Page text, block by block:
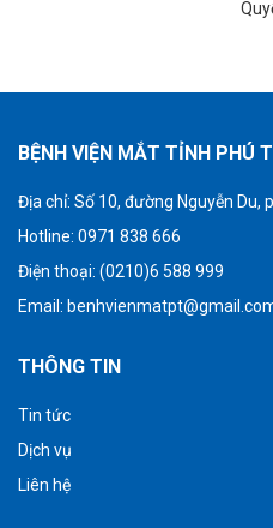
BỆNH VIỆN MẮT TỈNH PHÚ
Địa chỉ: Số 10, đường Nguyễn Du,
Hotline: 0971 838 666
Điện thoại: (0210)6 588 999
Email:
THÔNG TIN
Tin tức
Dịch vụ
Liên hệ